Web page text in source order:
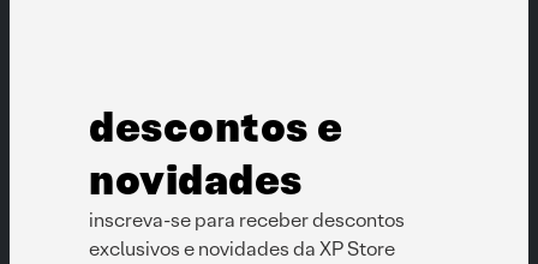
descontos e
novidades
inscreva-se para receber descontos
exclusivos e novidades da XP Store